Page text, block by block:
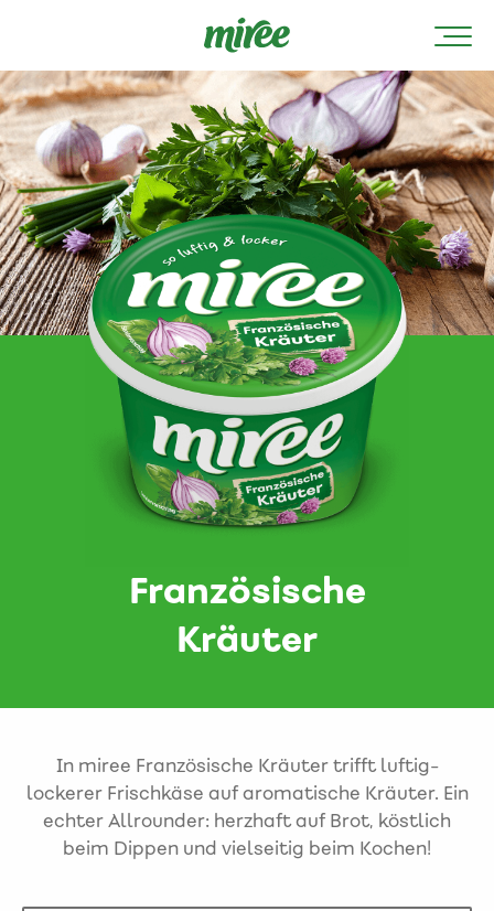
Französische
Kräuter
In miree Französische Kräuter trifft luftig-
lockerer Frischkäse auf aromatische Kräuter. Ein
echter Allrounder: herzhaft auf Brot, köstlich
beim Dippen und vielseitig beim Kochen!